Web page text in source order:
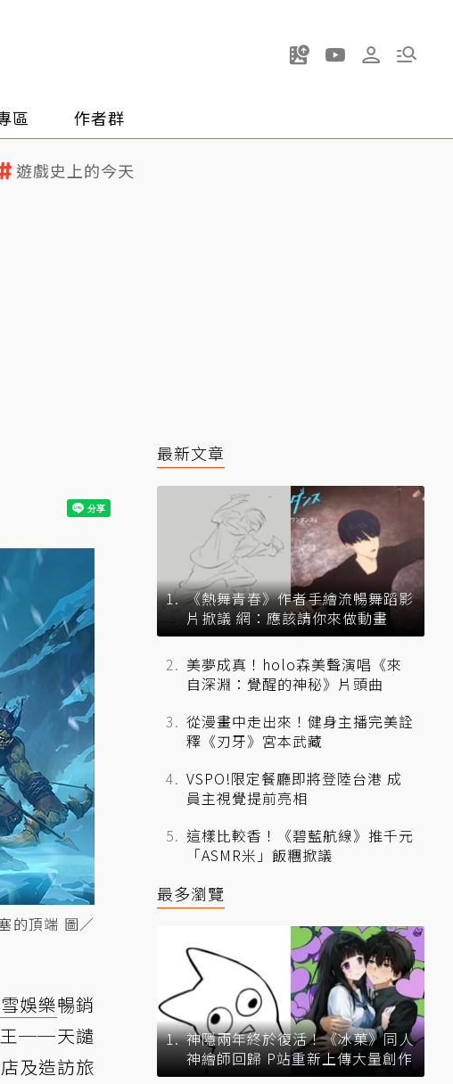
區 作者群
遊戲史上的今天
的頂端 圖／
娛樂暢銷
王──天譴
及造訪旅
最新文章
《熱舞青春》作者手繪流暢舞蹈影
片掀議 網：應該請你來做動畫
美夢成真！holo森美聲演唱《來
自深淵：覺醒的神秘》片頭曲
從漫畫中走出來！健身主播完美詮
釋《刃牙》宮本武藏
VSPO!限定餐廳即將登陸台港 成
員主視覺提前亮相
這樣比較香！《碧藍航線》推千元
「ASMR米」飯糰掀議
最多瀏覽
神隱兩年終於復活！《冰菓》同人
神繪師回歸 P站重新上傳大量創作